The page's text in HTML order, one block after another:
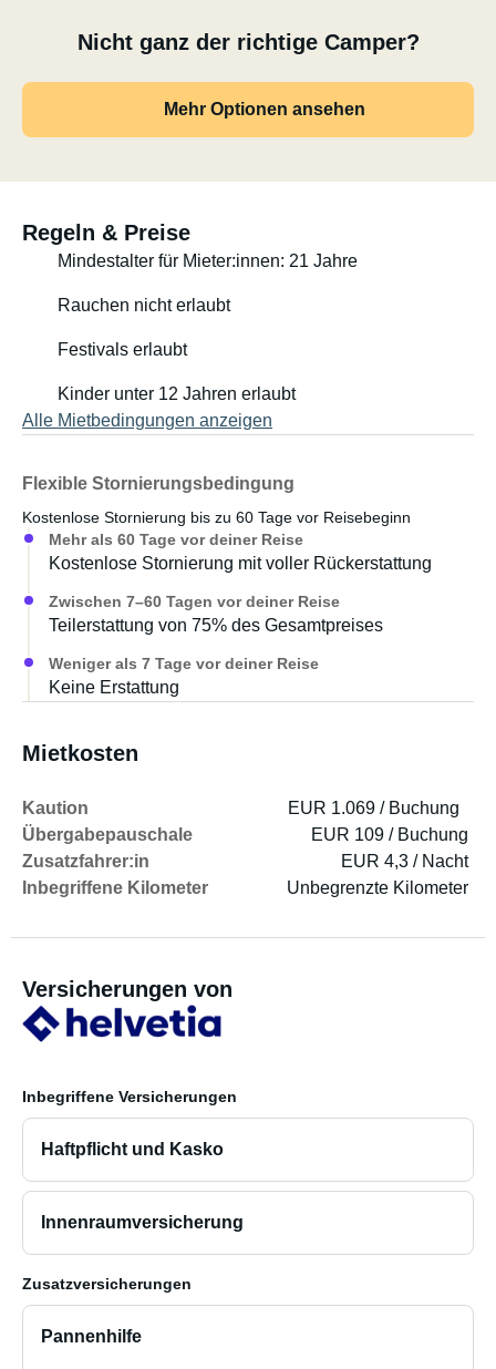
Nicht ganz der richtige Camper?
Mehr Optionen ansehen
Regeln & Preise
Mindestalter für Mieter:innen: 21 Jahre
Rauchen nicht erlaubt
Festivals erlaubt
Kinder unter 12 Jahren erlaubt
Alle Mietbedingungen anzeigen
Flexible Stornierungsbedingung
Kostenlose Stornierung bis zu 60 Tage vor Reisebeginn
Mehr als 60 Tage vor deiner Reise
Kostenlose Stornierung mit voller Rückerstattung
Zwischen 7–60 Tagen vor deiner Reise
Teilerstattung von 75% des Gesamtpreises
Weniger als 7 Tage vor deiner Reise
Keine Erstattung
Mietkosten
Kaution
EUR 1.069 / Buchung
Übergabepauschale
EUR 109 / Buchung
Zusatzfahrer:in
EUR 4,3 / Nacht
Inbegriffene Kilometer
Unbegrenzte Kilometer
Versicherungen von
Inbegriffene Versicherungen
Haftpflicht und Kasko
Innenraumversicherung
Zusatzversicherungen
Pannenhilfe